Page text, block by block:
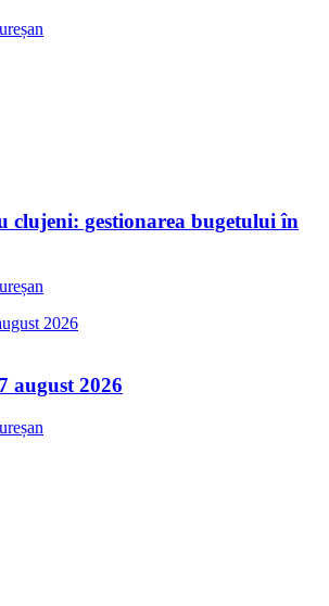
clujeni: gestionarea bugetului în
august 2026